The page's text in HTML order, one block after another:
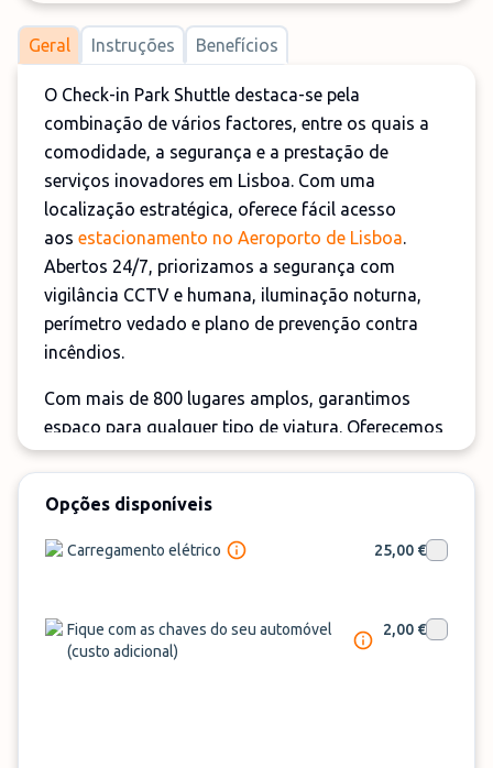
Geral Instruções Benefícios
O Check-in Park Shuttle destaca-se pela
combinação de vários factores, entre os quais a
comodidade, a segurança e a prestação de
serviços inovadores em Lisboa. Com uma
localização estratégica, oferece fácil acesso
aos estacionamento no Aeroporto de Lisboa.
Abertos 24/7, priorizamos a segurança com
vigilância CCTV e humana, iluminação noturna,
perímetro vedado e plano de prevenção contra
incêndios.
Com mais de 800 lugares amplos, garantimos
espaço para qualquer tipo de viatura. Oferecemos
preços transparentes e competitivos, múltiplos
Disponibilizamos também serviços, de lavagem,
de carregamento elétrico e geolocalização GPS,
tornam o Check-in Park uma escolha inigualável
para quem busca um serviço de excelência em
Opções disponíveis
Carregamento elétrico 25,00 €
Fique com as chaves do seu automóvel
(custo adicional)
2,00 €